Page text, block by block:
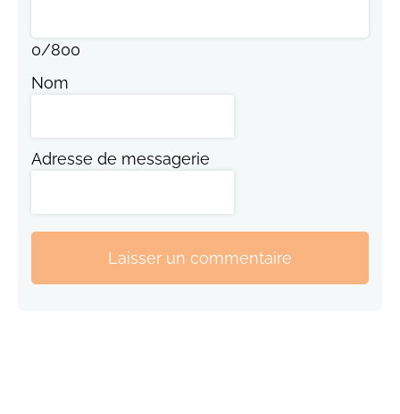
0/800
Nom
Adresse de messagerie
Laisser un commentaire